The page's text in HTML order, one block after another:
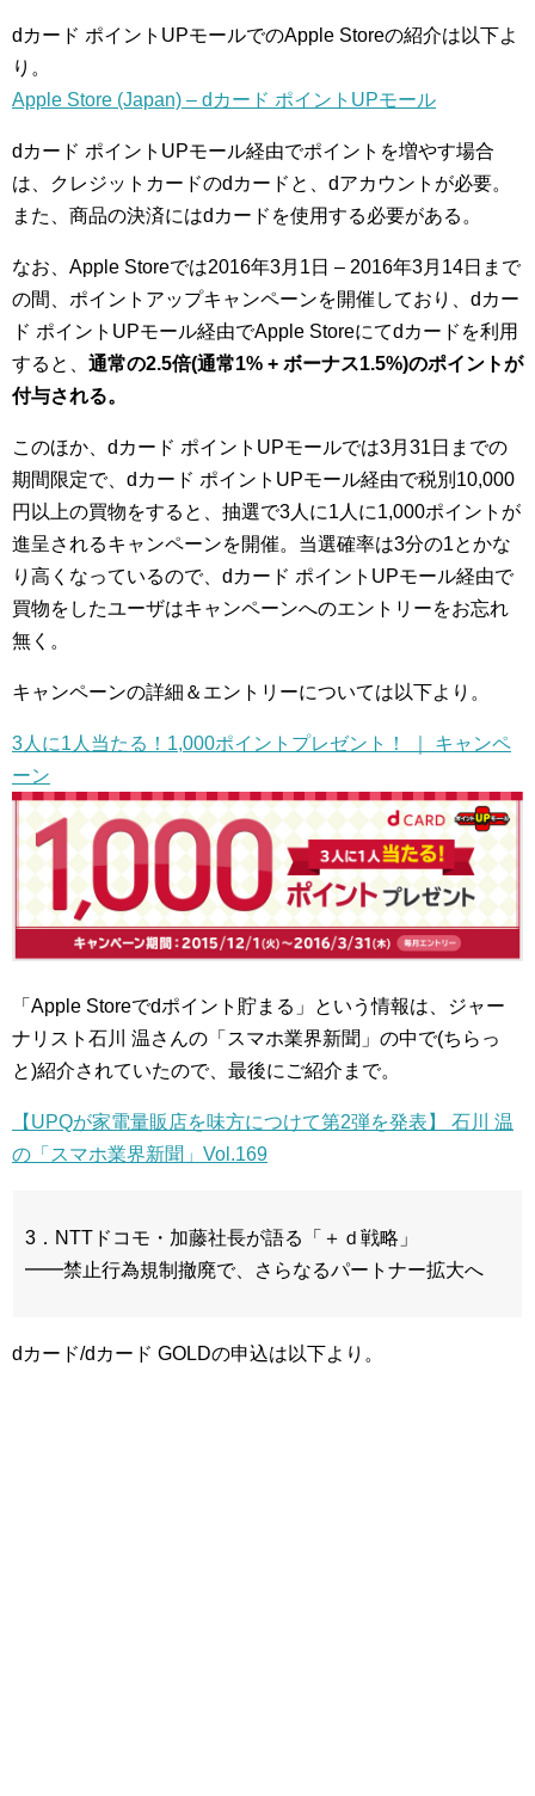
dカード ポイントUPモールでのApple Storeの紹介は以下よ
り。
Apple Store (Japan) – dカード ポイントUPモール
dカード ポイントUPモール経由でポイントを増やす場合
は、クレジットカードのdカードと、dアカウントが必要。
また、商品の決済にはdカードを使用する必要がある。
なお、Apple Storeでは2016年3月1日 – 2016年3月14日まで
の間、ポイントアップキャンペーンを開催しており、dカー
ド ポイントUPモール経由でApple Storeにてdカードを利用
すると、 通常の2.5倍(通常1% + ボーナス1.5%)のポイントが
付与される。
このほか、dカード ポイントUPモールでは3月31日までの
期間限定で、dカード ポイントUPモール経由で税別10,000
円以上の買物をすると、抽選で3人に1人に1,000ポイントが
進呈されるキャンペーンを開催。当選確率は3分の1とかな
り高くなっているので、dカード ポイントUPモール経由で
買物をしたユーザはキャンペーンへのエントリーをお忘れ
無く。
キャンペーンの詳細＆エントリーについては以下より。
3人に1人当たる！1,000ポイントプレゼント！ ｜ キャンペ
ーン
「Apple Storeでdポイント貯まる」という情報は、ジャー
ナリスト石川 温さんの「スマホ業界新聞」の中で(ちらっ
と)紹介されていたので、最後にご紹介まで。
【UPQが家電量販店を味方につけて第2弾を発表】 石川 温
の「スマホ業界新聞」Vol.169
3．NTTドコモ・加藤社長が語る「＋ｄ戦略」
━━禁止行為規制撤廃で、さらなるパートナー拡大へ
dカード/dカード GOLDの申込は以下より。